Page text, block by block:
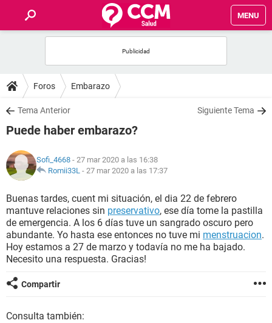
MENU
FOROS
SALUD
NUTRICIÓN
BIENESTAR
SEXUALIDAD
GLOSARIO
Foros Embarazo
Tema Anterior Siguiente Tema
Puede haber embarazo?
Sofi_4668 - 27 mar 2020 a las 16:38
Romii33L - 27 mar 2020 a las 17:37
Buenas tardes, cuent mi situación, el dia 22 de febrero
mantuve relaciones sin preservativo, ese día tome la pastilla
de emergencia. A los 6 días tuve un sangrado oscuro pero
abundante. Yo hasta ese entonces no tuve mi menstruacion.
Hoy estamos a 27 de marzo y todavía no me ha bajado.
Necesito una respuesta. Gracias!
Compartir
Consulta también: